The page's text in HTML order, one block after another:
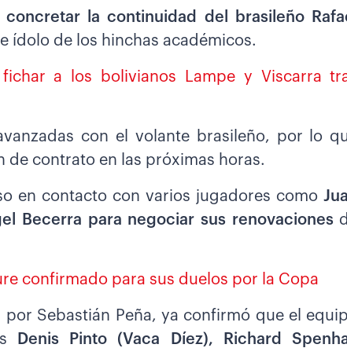
concretar la continuidad del brasileño
ídolo de los hinchas académicos.
fichar a los bolivianos Lampe y Viscarra
con el volante brasileño, por lo
de contrato en las próximas horas.
en contacto con varios jugadores como
Becerra para negociar sus renovaciones
confirmado para sus duelos por la Copa
Sebastián Peña, ya confirmó que el
Denis Pinto (Vaca Díez), Richard